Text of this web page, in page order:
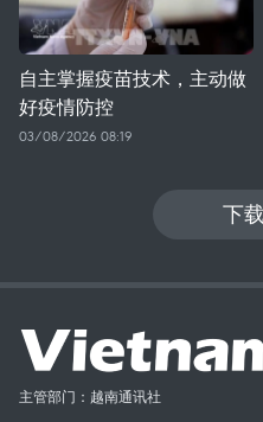
自主掌握疫苗技术，主动做
好疫情防控
03/08/2026 08:19
下
主管部门：越南通讯社